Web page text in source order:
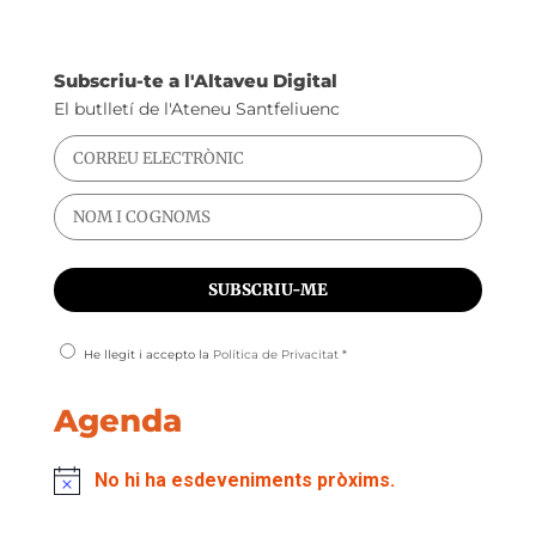
Subscriu-te a l'Altaveu Digital
El butlletí de l'Ateneu Santfeliuenc
He llegit i accepto la Política de Privacitat *
Agenda
No hi ha esdeveniments pròxims.